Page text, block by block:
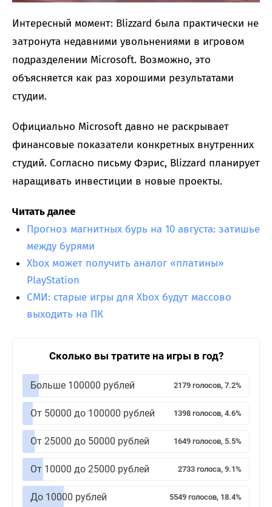
Интересный момент: Blizzard была практически не
затронута недавними увольнениями в игровом
подразделении Microsoft. Возможно, это
объясняется как раз хорошими результатами
студии.
Официально Microsoft давно не раскрывает
финансовые показатели конкретных внутренних
студий. Согласно письму Фэрис, Blizzard планирует
наращивать инвестиции в новые проекты.
Читать далее
Прогноз магнитных бурь на 10 августа: затишье
между бурями
Xbox может получить аналог «платины»
PlayStation
СМИ: старые игры для Xbox будут массово
выходить на ПК
Сколько вы тратите на игры в год?
Больше 100000 рублей 2179 голосов, 7.2%
От 50000 до 100000 рублей 1398 голосов, 4.6%
От 25000 до 50000 рублей 1649 голосов, 5.5%
От 10000 до 25000 рублей 2733 голоса, 9.1%
До 10000 рублей 5549 голосов, 18.4%